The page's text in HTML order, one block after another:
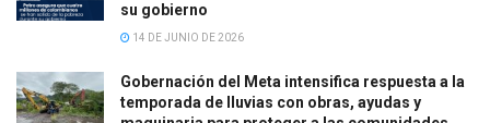
su gobierno
14 DE JUNIO DE 2026
Gobernación del Meta intensifica respuesta a la
temporada de lluvias con obras, ayudas y